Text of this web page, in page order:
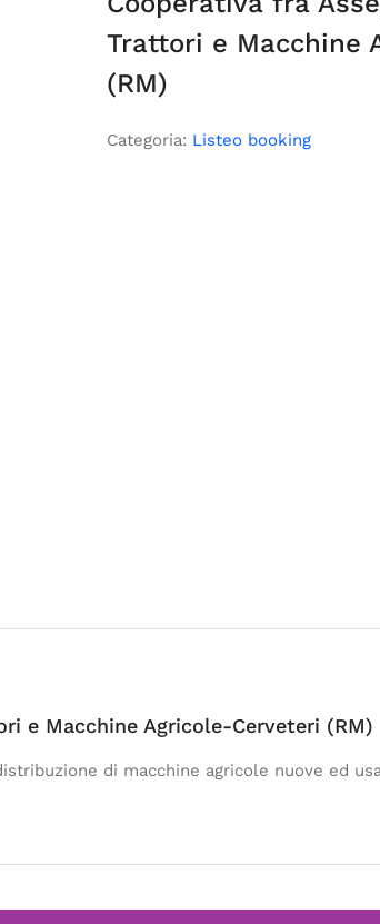
Trattori e Macchine
(RM)
Categoria: Listeo booking
e Macchine Agricole-Cerveteri (RM)
di macchine agricole nuove ed